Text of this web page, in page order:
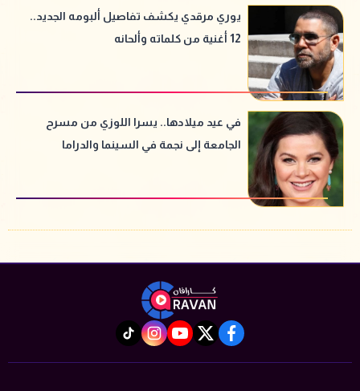
يوري مرقدي يكشف تفاصيل ألبومه الجديد..
12 أغنية من كلماته وألحانه
في عيد ميلادها.. يسرا اللوزي من مسرح
الجامعة إلى نجمة في السينما والدراما
facebook
twitter
youtube
instagram
tiktok